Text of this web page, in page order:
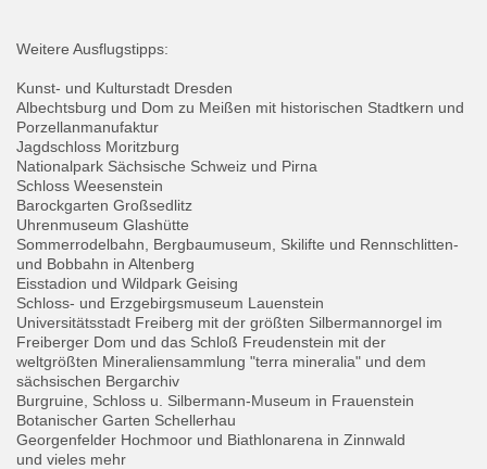
Weitere Ausflugstipps:
Kunst- und Kulturstadt Dresden
Albechtsburg und Dom zu Meißen mit historischen Stadtkern und
Porzellanmanufaktur
Jagdschloss Moritzburg
Nationalpark Sächsische Schweiz und Pirna
Schloss Weesenstein
Barockgarten Großsedlitz
Uhrenmuseum Glashütte
Sommerrodelbahn, Bergbaumuseum, Skilifte und Rennschlitten-
und Bobbahn in Altenberg
Eisstadion und Wildpark Geising
Schloss- und Erzgebirgsmuseum Lauenstein
Universitätsstadt Freiberg mit der größten Silbermannorgel im
Freiberger Dom und das Schloß Freudenstein mit der
weltgrößten Mineraliensammlung "terra mineralia" und dem
sächsischen Bergarchiv
Burgruine, Schloss u. Silbermann-Museum in Frauenstein
Botanischer Garten Schellerhau
Georgenfelder Hochmoor und Biathlonarena in Zinnwald
und vieles mehr